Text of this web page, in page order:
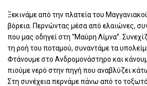
Ξεκινάμε από την πλατεία του
βόρεια. Περνώντας μέσα από ελαιώνες,
που μας οδηγεί στη “Μαύρη Λίμνα”.
τη ροή του ποταμού, συναντάμε τα
Φτάνουμε στο Ανδρομονάστηρο και
πιούμε νερό στην πηγή που αναβλύζει
Στη συνέχεια περνάμε πάνω από το